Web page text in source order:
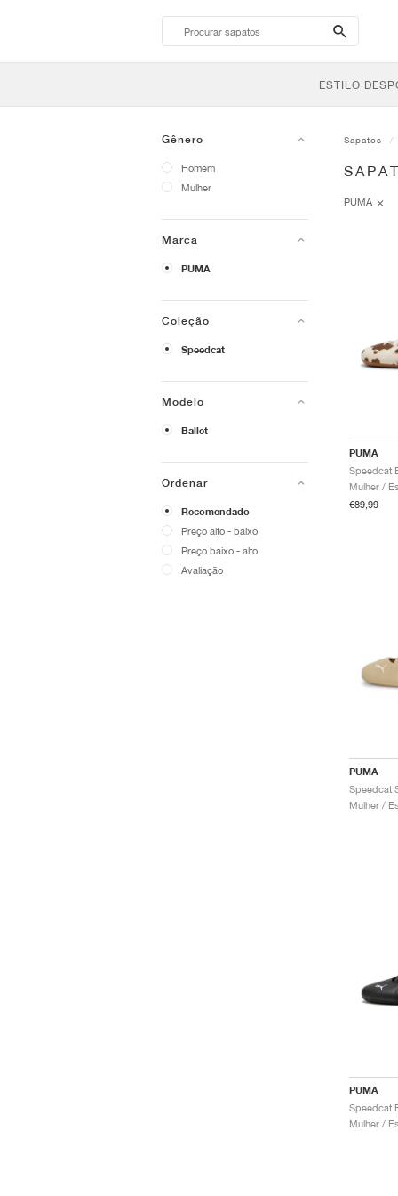
search-
btn
ESTILO
Gênero
Homem
Mulher
Marca
PUMA
Coleção
Speedcat
Modelo
Ballet
Ordenar
Recomendado
Preço alto - baixo
Preço baixo - alto
Avaliação
Sapatos
PUMA
PUMA
Speedcat
€89,99
PUMA
PUMA
Speedcat